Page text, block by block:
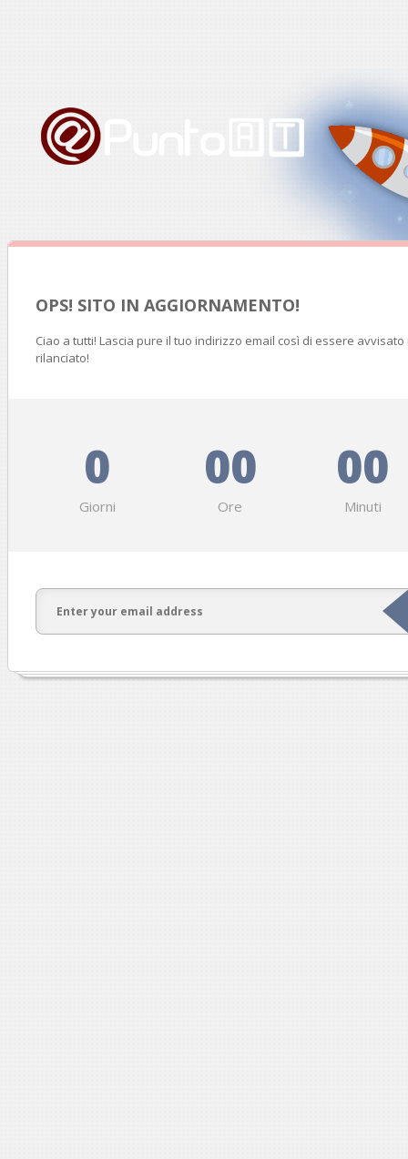
OPS! SITO IN AGGIORNAMENTO!
Ciao a tutti! Lascia pure il tuo indirizzo email così di essere
rilanciato!
0
Giorni
00
Ore
00
Minuti